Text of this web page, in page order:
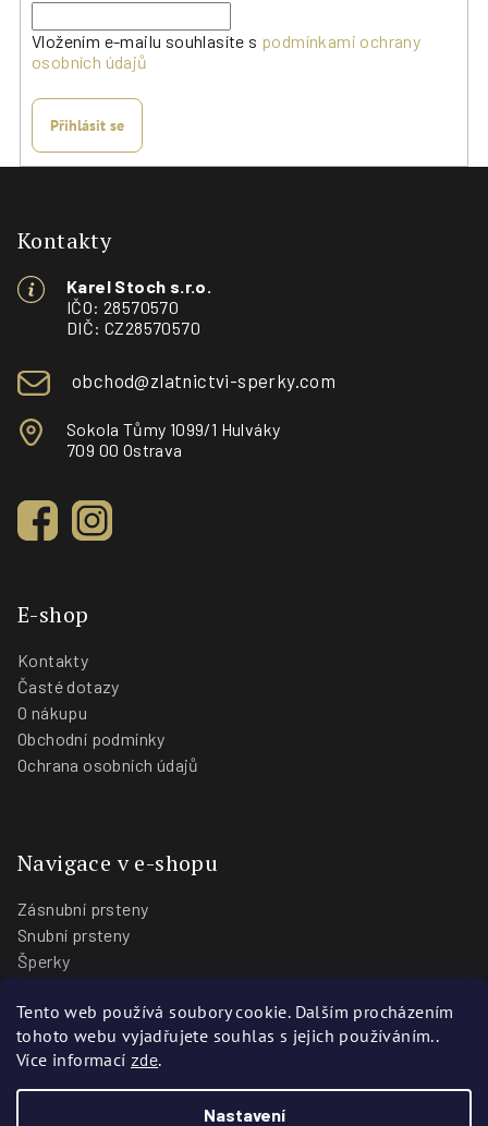
Tento web používá soubory cookie. Dalším procházením
tohoto webu vyjadřujete souhlas s jejich používáním..
Více informací zde.
Nastavení
Vložením e-mailu souhlasíte s podmínkami ochrany
osobních údajů
Přihlásit se
Kontakty
Karel Stoch s.r.o.
IČO: 28570570
DIČ: CZ28570570
obchod@zlatnictvi-sperky.com
Sokola Tůmy 1099/1 Hulváky
709 00 Ostrava
E-shop
Kontakty
Časté dotazy
O nákupu
Obchodní podmínky
Ochrana osobních údajů
Navigace v e-shopu
Zásnubní prsteny
Snubní prsteny
Šperky
Blog
Prodejny